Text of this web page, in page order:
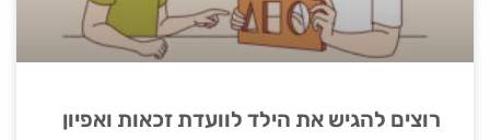
רוצים להגיש את הילד לוועדת זכאות ואפיון